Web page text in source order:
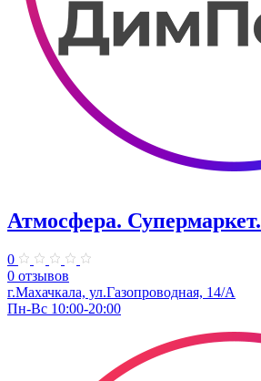
Атмосфера. Супермаркет.
0
0 отзывов
г.Махачкала, ул.​Газопроводная, 14/А
Пн-Вс 10:00-20:00